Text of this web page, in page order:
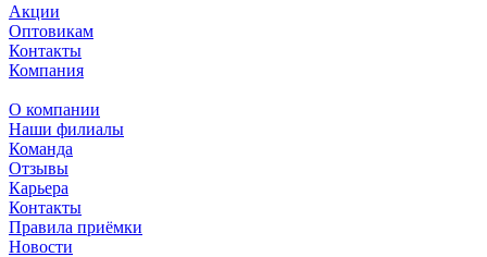
Акции
Оптовикам
Контакты
Компания
О компании
Наши филиалы
Команда
Отзывы
Карьера
Контакты
Правила приёмки
Новости